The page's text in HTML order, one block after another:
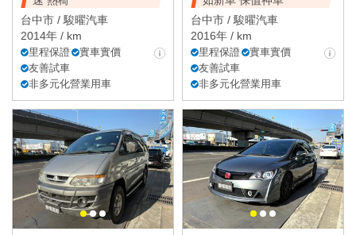
台中市 /駿曜汽車
2014年 / km
里程保證
實車實價
友善試車
非多元化營業用車
台中市 /駿曜汽車
2016年 / km
里程保證
實車實價
友善試車
非多元化營業用車